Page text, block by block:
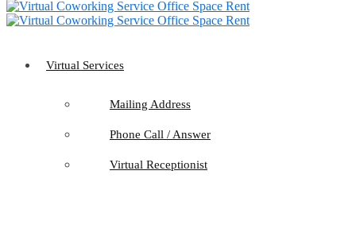
Virtual Services
Mailing Address
Phone Call / Answer
Virtual Receptionist